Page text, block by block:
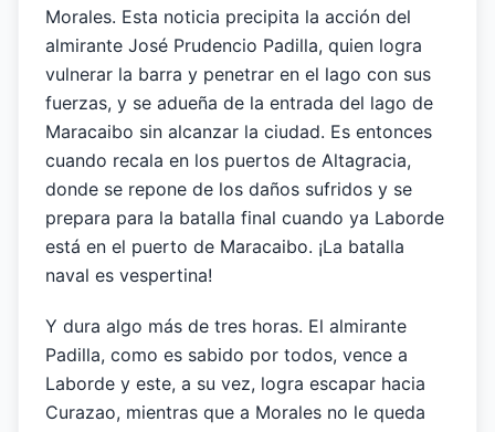
Morales. Esta noticia precipita la acción del
almirante José Prudencio Padilla, quien logra
vulnerar la barra y penetrar en el lago con sus
fuerzas, y se adueña de la entrada del lago de
Maracaibo sin alcanzar la ciudad. Es entonces
cuando recala en los puertos de Altagracia,
donde se repone de los daños sufridos y se
prepara para la batalla final cuando ya Laborde
está en el puerto de Maracaibo. ¡La batalla
naval es vespertina!
Y dura algo más de tres horas. El almirante
Padilla, como es sabido por todos, vence a
Laborde y este, a su vez, logra escapar hacia
Curazao, mientras que a Morales no le queda